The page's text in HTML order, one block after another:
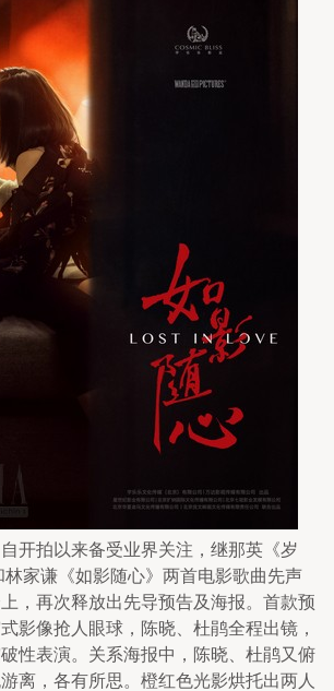
开拍以来备受业界关注，继那英《岁
林家谦《如影随心》两首电影歌曲先声
，再次释放出先导预告及海报。首款预
影像抢人眼球，陈晓、杜鹃全程出镜，
性表演。关系海报中，陈晓、杜鹃又俯
离，各有所思。橙红色光影烘托出两人